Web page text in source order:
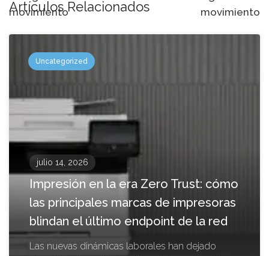
movimiento
movimiento
Artículos Relacionados
Uncategorized
julio 14, 2026
Impresión en la era Zero Trust: cómo
las principales marcas de impresoras
blindan el último endpoint de la red
Las nuevas dinámicas laborales han dejado